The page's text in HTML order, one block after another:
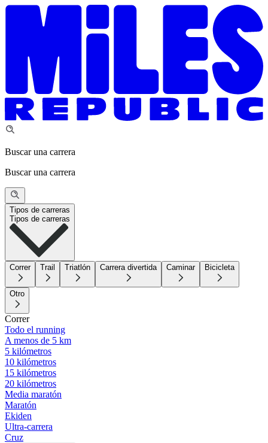
Buscar una carrera
Buscar una carrera
Tipos de carreras
Tipos de carreras
Correr Trail Triatlón Carrera divertida Caminar Bicicleta
Otro
Correr
Todo el running
A menos de 5 km
5 kilómetros
10 kilómetros
15 kilómetros
20 kilómetros
Media maratón
Maratón
Ekiden
Ultra-carrera
Cruz